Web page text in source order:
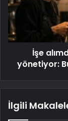
İşe
yönetiyor:
İlgili